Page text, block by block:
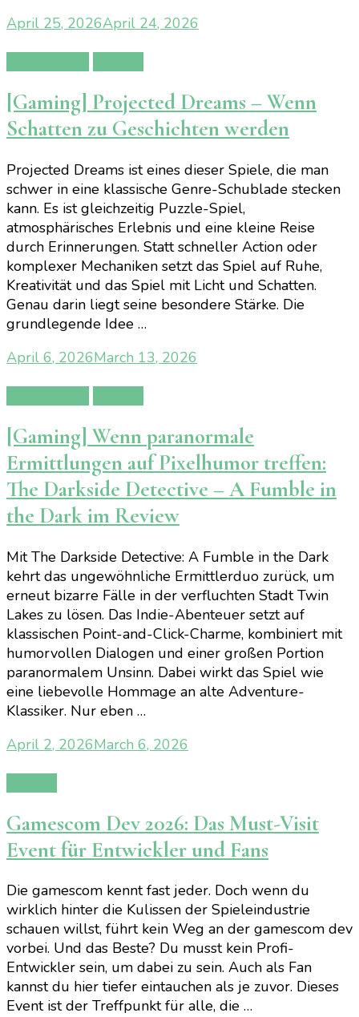
April 25, 2026April 24, 2026
[Gaming] Projected Dreams – Wenn
Schatten zu Geschichten werden
Projected Dreams ist eines dieser Spiele, die man
schwer in eine klassische Genre-Schublade stecken
kann. Es ist gleichzeitig Puzzle-Spiel,
atmosphärisches Erlebnis und eine kleine Reise
durch Erinnerungen. Statt schneller Action oder
komplexer Mechaniken setzt das Spiel auf Ruhe,
Kreativität und das Spiel mit Licht und Schatten.
Genau darin liegt seine besondere Stärke. Die
grundlegende Idee …
April 6, 2026March 13, 2026
[Gaming] Wenn paranormale
Ermittlungen auf Pixelhumor treffen:
The Darkside Detective – A Fumble in
the Dark im Review
Mit The Darkside Detective: A Fumble in the Dark
kehrt das ungewöhnliche Ermittlerduo zurück, um
erneut bizarre Fälle in der verfluchten Stadt Twin
Lakes zu lösen. Das Indie-Abenteuer setzt auf
klassischen Point-and-Click-Charme, kombiniert mit
humorvollen Dialogen und einer großen Portion
paranormalem Unsinn. Dabei wirkt das Spiel wie
eine liebevolle Hommage an alte Adventure-
Klassiker. Nur eben …
April 2, 2026March 6, 2026
Gamescom Dev 2026: Das Must-Visit
Event für Entwickler und Fans
Die gamescom kennt fast jeder. Doch wenn du
wirklich hinter die Kulissen der Spieleindustrie
schauen willst, führt kein Weg an der gamescom dev
vorbei. Und das Beste? Du musst kein Profi-
Entwickler sein, um dabei zu sein. Auch als Fan
kannst du hier tiefer eintauchen als je zuvor. Dieses
Event ist der Treffpunkt für alle, die …